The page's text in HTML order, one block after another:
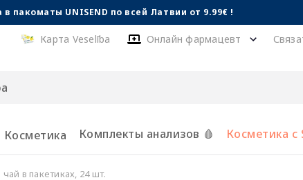
пакоматы UNISEND по всей Латвии от 9.99€ !
Карта Veselība Онлайн фармацевт
Косметика Комплекты анализов 🩸 Косметика с
в пакетиках, 24 шт.